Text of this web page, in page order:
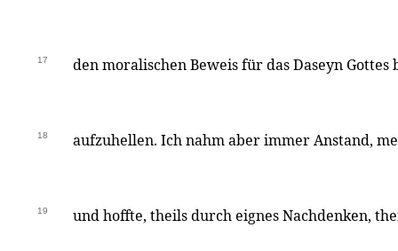
17 den moralischen Beweis für das Daseyn
18 aufzuhellen. Ich nahm aber immer Anstand,
19 und hoffte, theils durch eignes Nachdenken,